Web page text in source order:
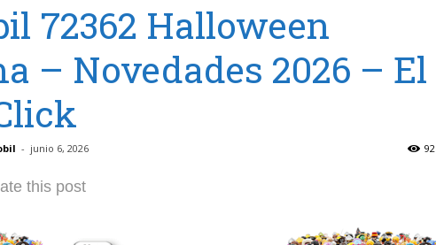
72362 Halloween
– Novedades 2026 – El
- junio 6, 2026 92
this post